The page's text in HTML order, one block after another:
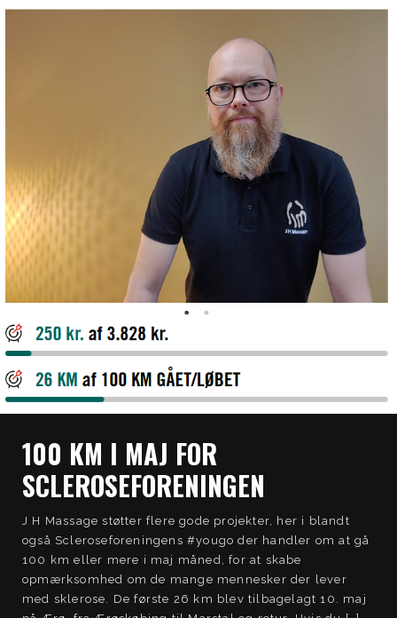
100 KM I MAJ FOR
SCLEROSEFORENINGEN
J H Massage støtter flere gode projekter, her i blandt
også Scleroseforeningens #yougo der handler om at gå
100 km eller mere i maj måned, for at skabe
opmærksomhed om de mange mennesker der lever
med sklerose. De første 26 km blev tilbagelagt 10. maj